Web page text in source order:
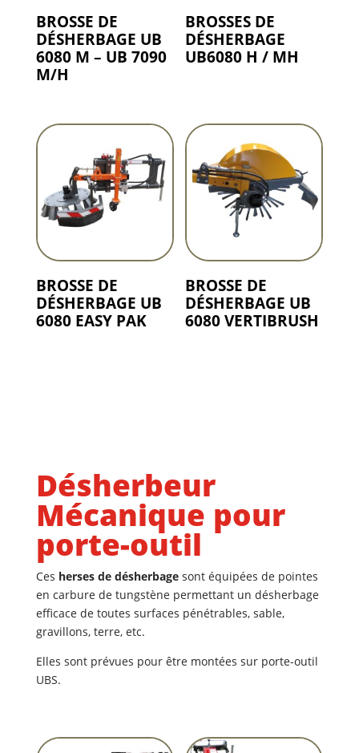
BROSSE DE
DÉSHERBAGE UB
6080 M – UB 7090
M/H
BROSSES DE
DÉSHERBAGE
UB6080 H / MH
BROSSE DE
DÉSHERBAGE UB
6080 EASY PAK
BROSSE DE
DÉSHERBAGE UB
6080 VERTIBRUSH
Désherbeur
Mécanique pour
porte-outil
Ces herses de désherbagesont équipées de pointes
en carbure de tungstène permettant un désherbage
efficace de toutes surfaces pénétrables, sable,
gravillons, terre, etc.
Elles sont prévues pour être montées sur porte-outil
UBS.